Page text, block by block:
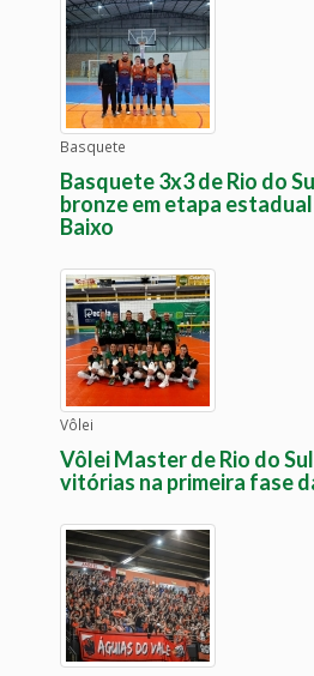
Basquete
Basquete 3x3 de Rio do
bronze em etapa
Baixo
Vôlei
Vôlei Master de Rio do
vitórias na primeira fase